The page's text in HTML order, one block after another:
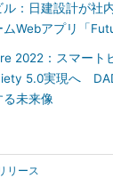
ル：日建設計が社
ムWebアプリ「
2022：スマート
5.0実現へ
る未来像
リース